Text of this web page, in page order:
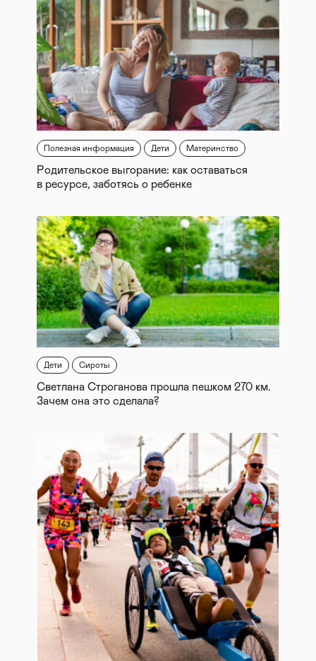
Полезная информация Дети Материнство
Родительское выгорание: как оставаться
в ресурсе, заботясь о ребенке
Дети Сироты
Светлана Строганова прошла пешком 270 км.
Зачем она это сделала?